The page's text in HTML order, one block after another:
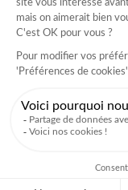
Adresse mail
Inscription
This form is protected
andTerms of Service
Monnaie
© 2026 HOREPA — Tous